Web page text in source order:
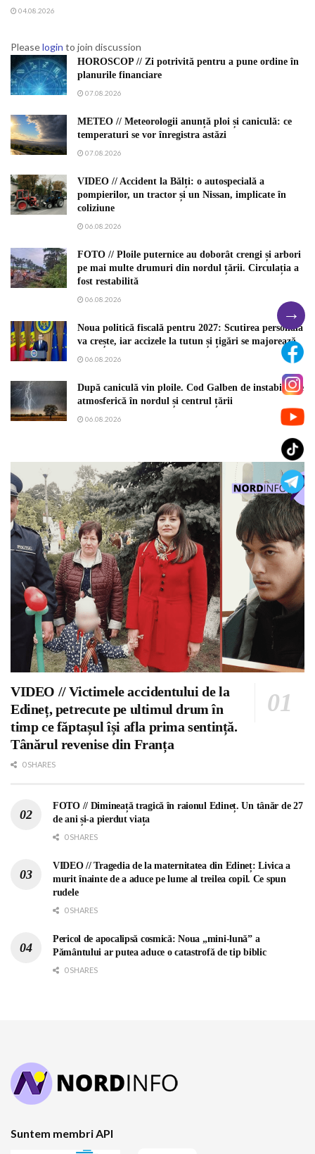
04.08.2026
Pleaselogin to join discussion
HOROSCOP // Zi potrivită pentru a pune ordine în
planurile financiare
07.08.2026
METEO // Meteorologii anunță ploi și caniculă: ce
temperaturi se vor înregistra astăzi
07.08.2026
VIDEO // Accident la Bălți: o autospecială a
pompierilor, un tractor și un Nissan, implicate în
coliziune
06.08.2026
FOTO // Ploile puternice au doborât crengi și arbori
pe mai multe drumuri din nordul țării. Circulația a
fost restabilită
06.08.2026
Noua politică fiscală pentru 2027: Scutirea personală
va crește, iar accizele la tutun și țigări se majorează
06.08.2026
După caniculă vin ploile. Cod Galben de instabilitate
atmosferică în nordul și centrul țării
06.08.2026
VIDEO // Victimele accidentului de la
Edineț, petrecute pe ultimul drum în
timp ce făptașul își afla prima sentință.
Tânărul revenise din Franța
0 SHARES
FOTO // Dimineață tragică în raionul Edineț. Un tânăr de 27
de ani și-a pierdut viața
0 SHARES
VIDEO // Tragedia de la maternitatea din Edineț: Livica a
murit înainte de a aduce pe lume al treilea copil. Ce spun
rudele
0 SHARES
Pericol de apocalipsă cosmică: Noua „mini-lună” a
Pământului ar putea aduce o catastrofă de tip biblic
0 SHARES
Suntem membri API
→